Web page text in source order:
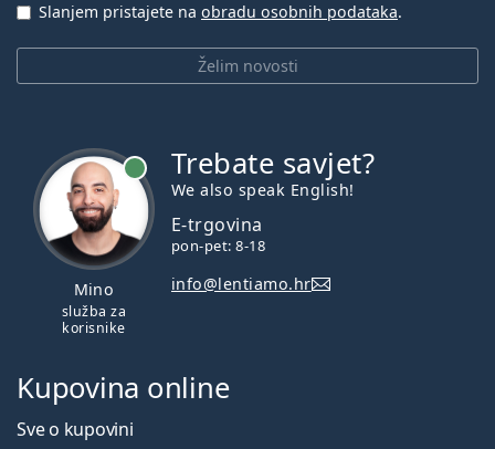
Želim novosti
Slanjem pristajete na obradu osobnih podataka.
Mino
služba za
korisnike
Trebate savjet?
We also speak English!
E-trgovina
pon-pet: 8-18
info@lentiamo.hr
Kupovina online
Sve o kupovini